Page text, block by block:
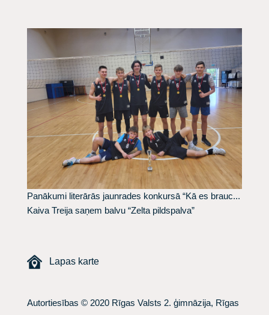
Panākumi literārās jaunrades konkursā “Kā es brauc...
Kaiva Treija saņem balvu “Zelta pildspalva”
Lapas karte
Autortiesības © 2020 Rīgas Valsts 2. ģimnāzija, Rīgas